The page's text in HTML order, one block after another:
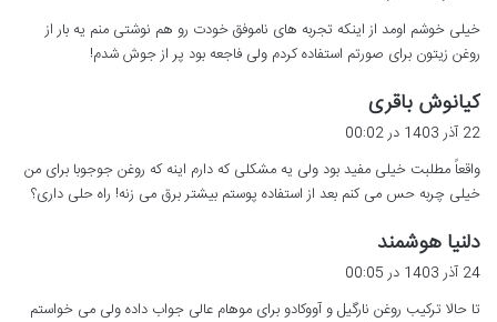
خیلی خوشم اومد از اینکه تجربه های ناموفق خودت رو هم نوشتی منم یه بار از
روغن زیتون برای صورتم استفاده کردم ولی فاجعه بود پر از جوش شدم!
کیانوش باقری
ف
:
22 آذر 1403 در 00:02
واقعاً مطلبت خیلی مفید بود ولی یه مشکلی که دارم اینه که روغن جوجوبا برای من
خیلی چربه حس می کنم بعد از استفاده پوستم بیشتر برق می زنه! راه حلی داری؟
دلنیا هوشمند
ف
:
24 آذر 1403 در 00:05
تا حالا ترکیب روغن نارگیل و آووکادو برای موهام عالی جواب داده ولی می خواستم